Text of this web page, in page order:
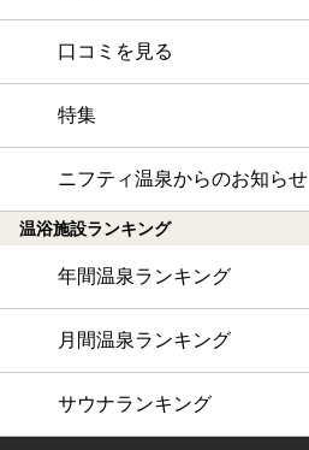
口コミを見る
特集
ニフティ温泉からのお知らせ
温浴施設ランキング
年間温泉ランキング
月間温泉ランキング
サウナランキング